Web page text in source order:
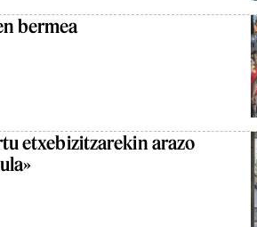
bermea
etxebizitzarekin arazo